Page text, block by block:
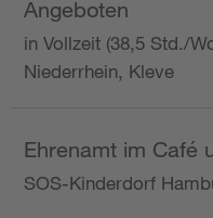
Angeboten
in Vollzeit (38,5 Std./
Niederrhein, Kleve
Ehrenamt im Café
SOS-Kinderdorf